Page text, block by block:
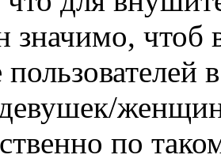
значимо, чтоб
по